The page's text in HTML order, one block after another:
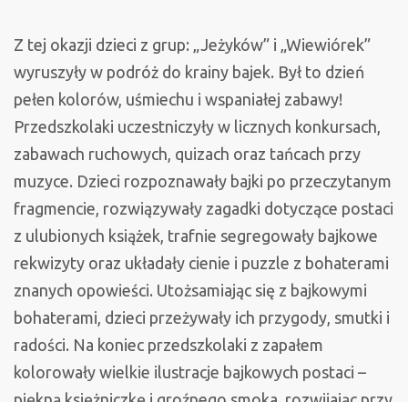
Z tej okazji dzieci z grup: „Jeżyków” i „Wiewiórek”
wyruszyły w podróż do krainy bajek. Był to dzień
pełen kolorów, uśmiechu i wspaniałej zabawy!
Przedszkolaki uczestniczyły w licznych konkursach,
zabawach ruchowych, quizach oraz tańcach przy
muzyce. Dzieci rozpoznawały bajki po przeczytanym
fragmencie, rozwiązywały zagadki dotyczące postaci
z ulubionych książek, trafnie segregowały bajkowe
rekwizyty oraz układały cienie i puzzle z bohaterami
znanych opowieści. Utożsamiając się z bajkowymi
bohaterami, dzieci przeżywały ich przygody, smutki i
radości. Na koniec przedszkolaki z zapałem
kolorowały wielkie ilustracje bajkowych postaci –